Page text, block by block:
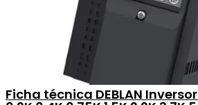
Ficha técnica DEBLAN